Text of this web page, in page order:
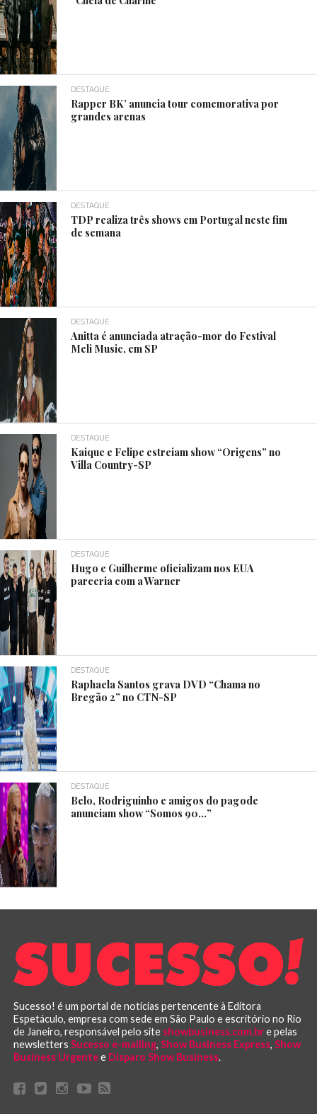
DESTAQUE
Rapper BK’ anuncia tour comemorativa por
grandes arenas
DESTAQUE
TDP realiza três shows em Portugal neste fim
de semana
DESTAQUE
Anitta é anunciada atração-mor do Festival
Meli Music, em SP
DESTAQUE
Kaique e Felipe estreiam show “Origens” no
Villa Country-SP
DESTAQUE
Hugo e Guilherme oficializam nos EUA
parceria com a Warner
DESTAQUE
Raphaela Santos grava DVD “Chama no
Bregão 2” no CTN-SP
DESTAQUE
Belo, Rodriguinho e amigos do pagode
anunciam show “Somos 90…”
Sucesso! é um portal de notícias pertencente à Editora
Espetáculo, empresa com sede em São Paulo e escritório no Rio
de Janeiro, responsável pelo site showbusiness.com.bre pelas
newsletters Sucesso e-mailing, Show Business Express, Show
Business Urgentee Disparo Show Business.